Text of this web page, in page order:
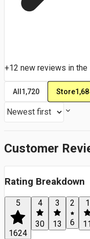
+12 new reviews in the
All 1,720 Store
Customer
Rating Breakdown
5
1624
4
30
3
13
2
6
1
11